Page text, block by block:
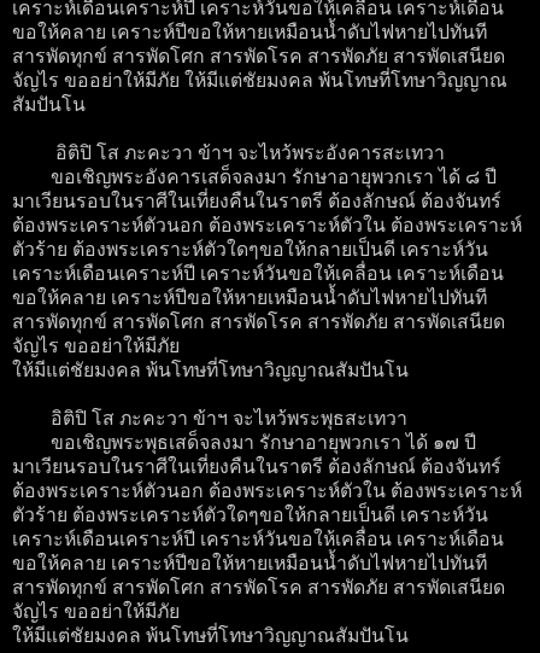
เคราะห์เดือนเคราะห์ปี เคราะห์วันขอให้เคลื่อน เคราะห์เดือน
ขอให้คลาย เคราะห์ปีขอให้หายเหมือนน้ำดับไฟหายไปทันที
สารพัดทุกข์ สารพัดโศก สารพัดโรค สารพัดภัย สารพัดเสนียด
จัญไร ขออย่าให้มีภัย ให้มีแต่ชัยมงคล พ้นโทษที่โทษาวิญญาณ
สัมปันโน
อิติปิ โส ภะคะวา ข้าฯ จะไหว้พระอังคารสะเทวา
ขอเชิญพระอังคารเสด็จลงมา รักษาอายุพวกเรา ได้ ๘ ปี
มาเวียนรอบในราศีในเที่ยงคืนในราตรี ต้องลักษณ์ ต้องจันทร์
ต้องพระเคราะห์ตัวนอก ต้องพระเคราะห์ตัวใน ต้องพระเคราะห์
ตัวร้าย ต้องพระเคราะห์ตัวใดๆขอให้กลายเป็นดี เคราะห์วัน
เคราะห์เดือนเคราะห์ปี เคราะห์วันขอให้เคลื่อน เคราะห์เดือน
ขอให้คลาย เคราะห์ปีขอให้หายเหมือนน้ำดับไฟหายไปทันที
สารพัดทุกข์ สารพัดโศก สารพัดโรค สารพัดภัย สารพัดเสนียด
จัญไร ขออย่าให้มีภัย
ให้มีแต่ชัยมงคล พ้นโทษที่โทษาวิญญาณสัมปันโน
อิติปิ โส ภะคะวา ข้าฯ จะไหว้พระพุธสะเทวา
ขอเชิญพระพุธเสด็จลงมา รักษาอายุพวกเรา ได้ ๑๗ ปี
มาเวียนรอบในราศีในเที่ยงคืนในราตรี ต้องลักษณ์ ต้องจันทร์
ต้องพระเคราะห์ตัวนอก ต้องพระเคราะห์ตัวใน ต้องพระเคราะห์
ตัวร้าย ต้องพระเคราะห์ตัวใดๆขอให้กลายเป็นดี เคราะห์วัน
เคราะห์เดือนเคราะห์ปี เคราะห์วันขอให้เคลื่อน เคราะห์เดือน
ขอให้คลาย เคราะห์ปีขอให้หายเหมือนน้ำดับไฟหายไปทันที
สารพัดทุกข์ สารพัดโศก สารพัดโรค สารพัดภัย สารพัดเสนียด
จัญไร ขออย่าให้มีภัย
ให้มีแต่ชัยมงคล พ้นโทษที่โทษาวิญญาณสัมปันโน